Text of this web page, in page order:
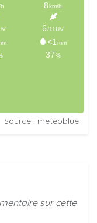
Source : meteoblue
sur cette